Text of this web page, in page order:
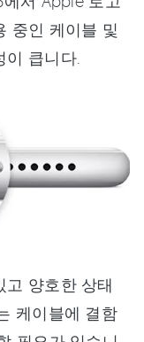
중인 케이블 및
큽니다.
고 양호한 상태
케이블에 결함